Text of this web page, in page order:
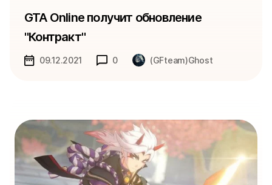
GTA Online получит обновление
"Контракт"
09.12.2021 0 (GFteam)Ghost